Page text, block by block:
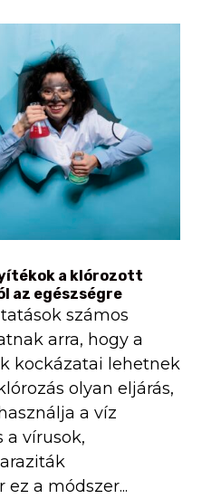
a klórozott
az egészségre
számos
arra, hogy a
kockázatai lehetnek
olyan eljárás,
a víz
a vírusok,
ez a módszer...